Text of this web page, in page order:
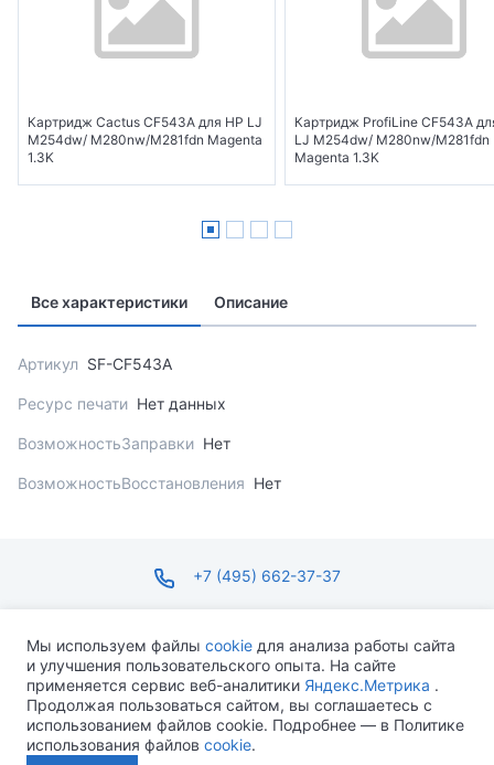
Картридж Cactus CF543A для HP LJ
M254dw/ M280nw/M281fdn Magenta
1.3K
Картридж ProfiLine CF543A
LJ M254dw/ M280nw/M281fdn
Magenta 1.3K
Все характеристики Описание
Артикул SF-CF543A
Ресурс печати Нет данных
ВозможностьЗаправки Нет
ВозможностьВосстановления Нет
+7 (495) 662-37-37
ПН-ПТ С 09:00 ДО 18:00 СБ-ВС ВЫХОДНОЙ
Мы используем файлы cookie для анализа работы сайта
и улучшения пользовательского опыта. На сайте
применяется сервис веб-аналитики Яндекс.Метрика .
Продолжая пользоваться сайтом, вы соглашаетесь с
использованием файлов cookie. Подробнее — в Политике
использования файлов cookie.